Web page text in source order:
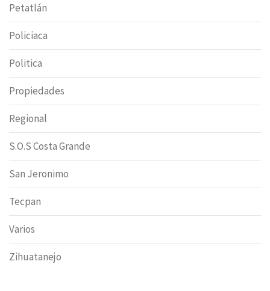
Petatlán
Policiaca
Politica
Propiedades
Regional
S.O.S Costa Grande
San Jeronimo
Tecpan
Varios
Zihuatanejo